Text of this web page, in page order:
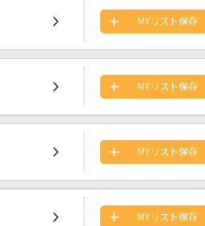
MYリスト保存
MYリスト保存
MYリスト保存
MYリスト保存